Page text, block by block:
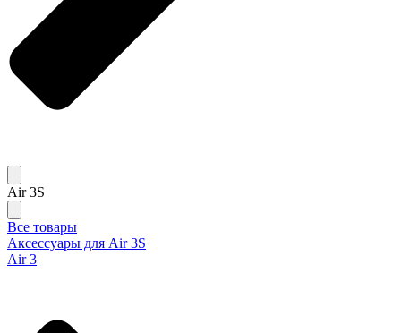
Air 3S
Все товары
Аксессуары для Air 3S
Air 3